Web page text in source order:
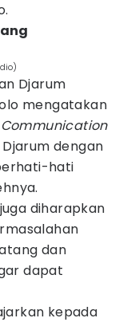
Djarum
mengatakan
dengan
hati
diharapkan
dan
dapat
kepada